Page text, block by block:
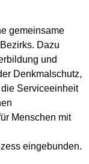
gemeinsame
Dazu
und
Denkmalschutz,
Serviceeinheit
Menschen mit
eingebunden.